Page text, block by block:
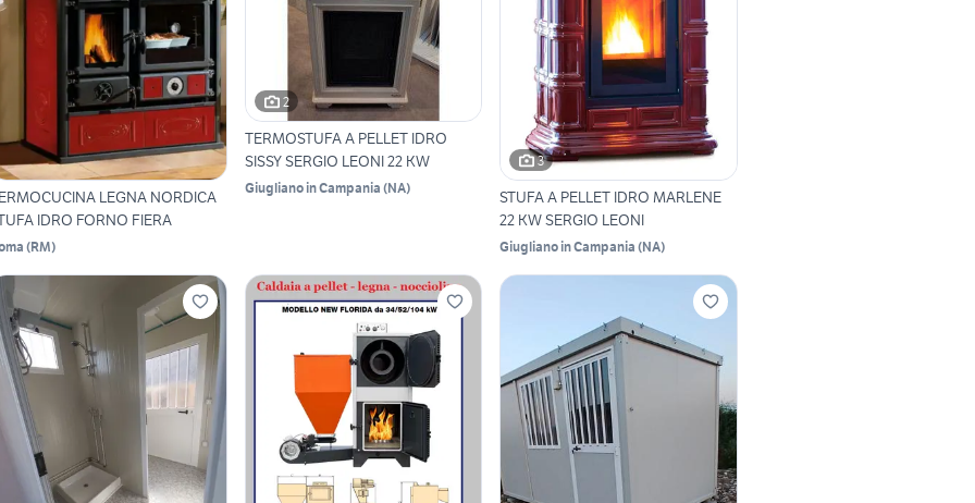
LEGNA NORDICA
IDRO FORNO FIERA
(RM)
2
TERMOSTUFA A PELLET IDRO
SISSY SERGIO LEONI 22 KW
Giugliano in Campania (NA)
3
STUFA A PELLET IDRO MARLENE
22 KW SERGIO LEONI
Giugliano in Campania (NA)